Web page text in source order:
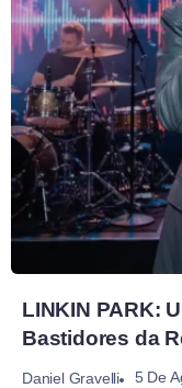
LINKIN PARK:
Bastidores da
Daniel Gravelli 5 De